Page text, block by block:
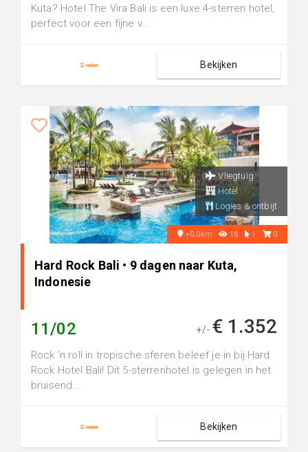
Kuta? Hotel The Vira Bali is een luxe 4-sterren hotel,
perfect voor een fijne v...
Bekijken
Vliegtuig
Hotel
Logies & ontbijt
+0.0km 16 1 0
Hard Rock Bali • 9 dagen naar Kuta,
Indonesie
11/02 +/- € 1.352
Rock ’n roll in tropische sferen beleef je in bij Hard
Rock Hotel Bali! Dit 5-sterrenhotel is gelegen in het
bruisend...
Bekijken